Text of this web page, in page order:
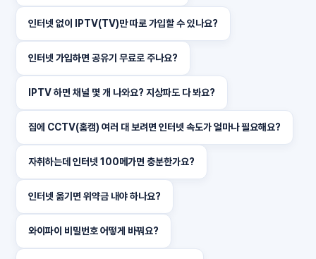
인터넷 없이 IPTV(TV)만 따로 가입할 수 있나요?
인터넷 가입하면 공유기 무료로 주나요?
IPTV 하면 채널 몇 개 나와요? 지상파도 다 봐요?
집에 CCTV(홈캠) 여러 대 보려면 인터넷 속도가 얼마나 필요해요?
자취하는데 인터넷 100메가면 충분한가요?
인터넷 옮기면 위약금 내야 하나요?
와이파이 비밀번호 어떻게 바꿔요?